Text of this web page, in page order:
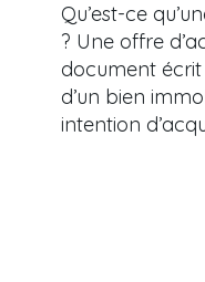
Qu’est-ce
? Une offre
document
d’un bien
intention